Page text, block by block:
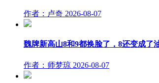
作者：卢奇 2026-08-07
魏牌新高山8和9都换脸了，8还变成了
作者：师梦琼 2026-08-07